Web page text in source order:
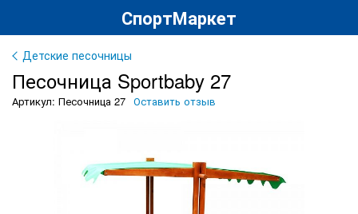
СпортМаркет
Детские песочницы
Песочница Sportbaby 27
Артикул: Песочница 27 Оставить отзыв